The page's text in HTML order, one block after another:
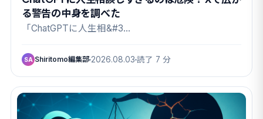
る警告の中身を調べた
「ChatGPTに人生相&#3…
SA Shiritomo編集部 2026.08.03 読了 7 分